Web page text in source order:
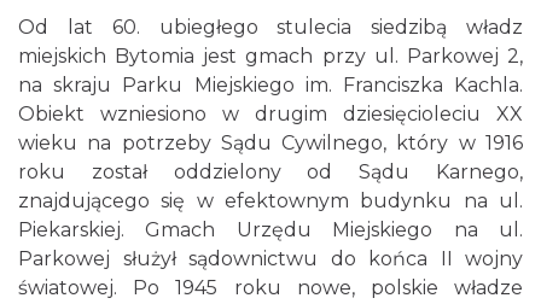
Od lat 60. ubiegłego stulecia siedzibą władz
miejskich Bytomia jest gmach przy ul. Parkowej 2,
na skraju Parku Miejskiego im. Franciszka Kachla.
Obiekt wzniesiono w drugim dziesięcioleciu XX
wieku na potrzeby Sądu Cywilnego, który w 1916
roku został oddzielony od Sądu Karnego,
znajdującego się w efektownym budynku na ul.
Piekarskiej. Gmach Urzędu Miejskiego na ul.
Parkowej służył sądownictwu do końca II wojny
światowej. Po 1945 roku nowe, polskie władze